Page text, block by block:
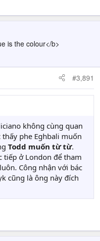
is the colour</b>
#3,891
không cùng quan
phe Eghbali muốn
Todd muốn từ từ.
tiếp ở London để tham
Công nhận với bác
cũng là ông này đích